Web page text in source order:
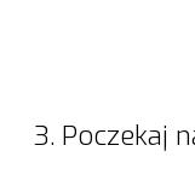
3. Poczekaj